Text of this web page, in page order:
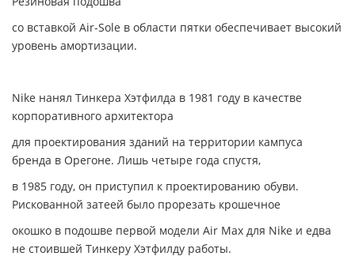
со вставкой Air-Sole в области пятки обеспечивает высокий
уровень амортизации.
Nike нанял Тинкера Хэтфилда в 1981 году в качестве
корпоративного архитектора
для проектирования зданий на территории кампуса
бренда в Орегоне. Лишь четыре года спустя,
в 1985 году, он приступил к проектированию обуви.
Рискованной затеей было прорезать крошечное
окошко в подошве первой модели Air Max для Nike и едва
не стоившей Тинкеру Хэтфилду работы.